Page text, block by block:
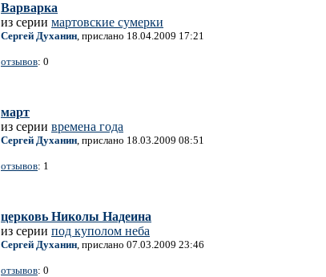
Варварка
из серии мартовские сумерки
Сергей Духанин, прислано 18.04.2009 17:21
отзывов: 0
март
из серии времена года
Сергей Духанин, прислано 18.03.2009 08:51
отзывов: 1
церковь Николы Надеина
из серии под куполом неба
Сергей Духанин, прислано 07.03.2009 23:46
отзывов: 0